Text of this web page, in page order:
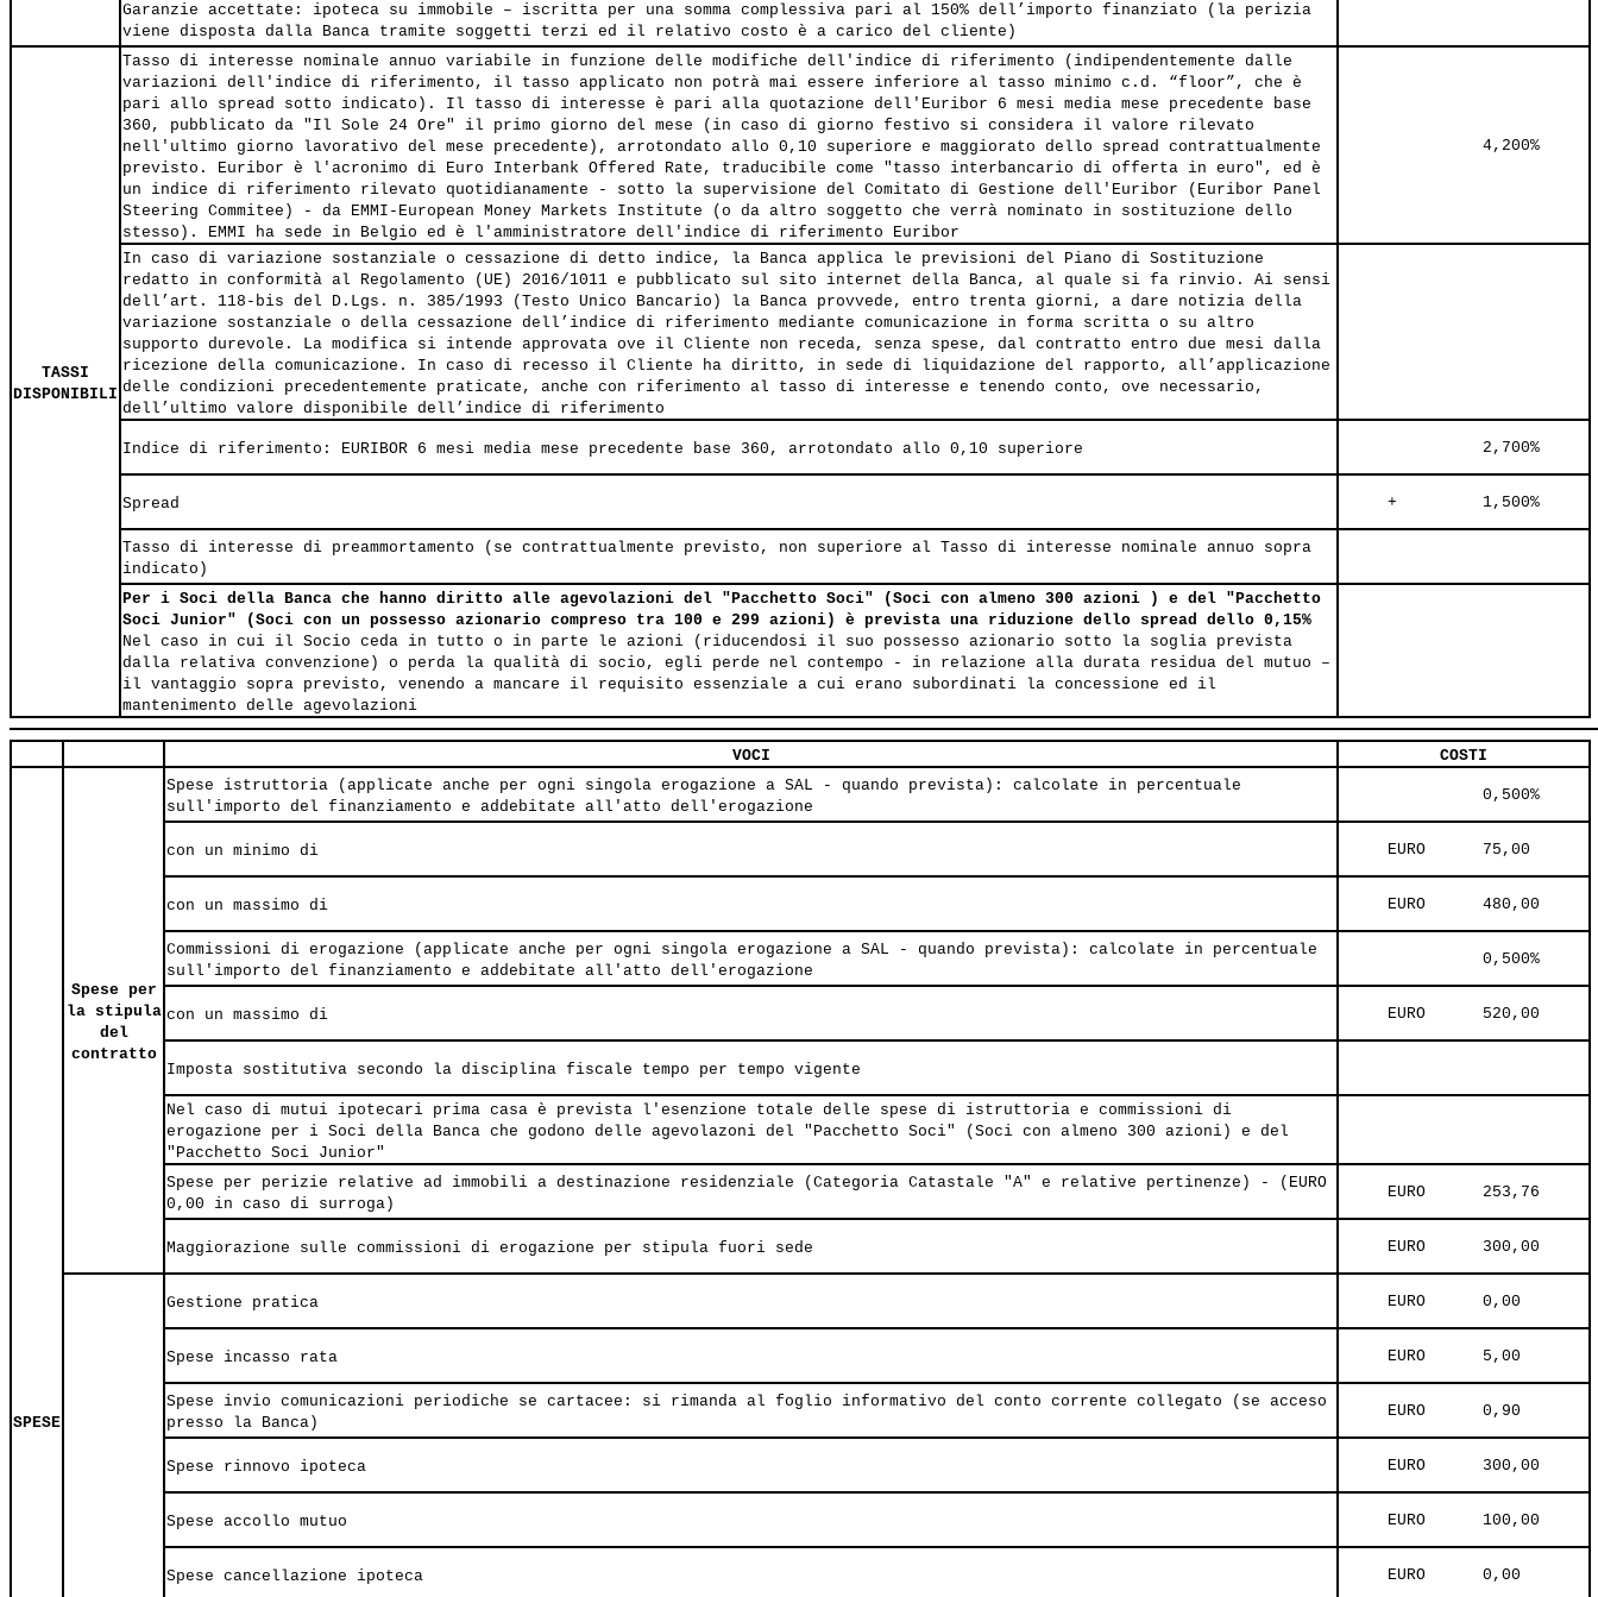
Garanzie accettate: ipoteca su immobile – iscritta per una somma complessiva pari al 150% dell’importo finanziato (la perizia
viene disposta dalla Banca tramite soggetti terzi ed il relativo costo è a carico del cliente)
TASSI
DISPONIBILI
Tasso di interesse nominale annuo variabile in funzione delle modifiche dell'indice di riferimento (indipendentemente dalle
variazioni dell'indice di riferimento, il tasso applicato non potrà mai essere inferiore al tasso minimo c.d. “floor”, che è
pari allo spread sotto indicato). Il tasso di interesse è pari alla quotazione dell'Euribor 6 mesi media mese precedente base
360, pubblicato da "Il Sole 24 Ore" il primo giorno del mese (in caso di giorno festivo si considera il valore rilevato
nell'ultimo giorno lavorativo del mese precedente), arrotondato allo 0,10 superiore e maggiorato dello spread contrattualmente
previsto. Euribor è l'acronimo di Euro Interbank Offered Rate, traducibile come "tasso interbancario di offerta in euro", ed è
un indice di riferimento rilevato quotidianamente - sotto la supervisione del Comitato di Gestione dell'Euribor (Euribor Panel
Steering Commitee) - da EMMI-European Money Markets Institute (o da altro soggetto che verrà nominato in sostituzione dello
stesso). EMMI ha sede in Belgio ed è l'amministratore dell'indice di riferimento Euribor
               4,200%
In caso di variazione sostanziale o cessazione di detto indice, la Banca applica le previsioni del Piano di Sostituzione
redatto in conformità al Regolamento (UE) 2016/1011 e pubblicato sul sito internet della Banca, al quale si fa rinvio. Ai sensi
dell’art. 118-bis del D.Lgs. n. 385/1993 (Testo Unico Bancario) la Banca provvede, entro trenta giorni, a dare notizia della
variazione sostanziale o della cessazione dell’indice di riferimento mediante comunicazione in forma scritta o su altro
supporto durevole. La modifica si intende approvata ove il Cliente non receda, senza spese, dal contratto entro due mesi dalla
ricezione della comunicazione. In caso di recesso il Cliente ha diritto, in sede di liquidazione del rapporto, all’applicazione
delle condizioni precedentemente praticate, anche con riferimento al tasso di interesse e tenendo conto, ove necessario,
dell’ultimo valore disponibile dell’indice di riferimento
Indice di riferimento: EURIBOR 6 mesi media mese precedente base 360, arrotondato allo 0,10 superiore
               2,700%
Spread
     +         1,500%
Tasso di interesse di preammortamento (se contrattualmente previsto, non superiore al Tasso di interesse nominale annuo sopra
indicato)
Per i Soci della Banca che hanno diritto alle agevolazioni del "Pacchetto Soci" (Soci con almeno 300 azioni ) e del "Pacchetto
Soci Junior" (Soci con un possesso azionario compreso tra 100 e 299 azioni) è prevista una riduzione dello spread dello 0,15%
Nel caso in cui il Socio ceda in tutto o in parte le azioni (riducendosi il suo possesso azionario sotto la soglia prevista
dalla relativa convenzione) o perda la qualità di socio, egli perde nel contempo - in relazione alla durata residua del mutuo –
il vantaggio sopra previsto, venendo a mancare il requisito essenziale a cui erano subordinati la concessione ed il
mantenimento delle agevolazioni
VOCI COSTI
SPESE
Spese per
la stipula
del
contratto
Spese istruttoria (applicate anche per ogni singola erogazione a SAL - quando prevista): calcolate in percentuale
sull'importo del finanziamento e addebitate all'atto dell'erogazione
               0,500%
con un minimo di
     EURO      75,00
con un massimo di
     EURO      480,00
Commissioni di erogazione (applicate anche per ogni singola erogazione a SAL - quando prevista): calcolate in percentuale
sull'importo del finanziamento e addebitate all'atto dell'erogazione
               0,500%
con un massimo di
     EURO      520,00
Imposta sostitutiva secondo la disciplina fiscale tempo per tempo vigente
Nel caso di mutui ipotecari prima casa è prevista l'esenzione totale delle spese di istruttoria e commissioni di
erogazione per i Soci della Banca che godono delle agevolazoni del "Pacchetto Soci" (Soci con almeno 300 azioni) e del
"Pacchetto Soci Junior"
Spese per perizie relative ad immobili a destinazione residenziale (Categoria Catastale "A" e relative pertinenze) - (EURO
0,00 in caso di surroga)
     EURO      253,76
Maggiorazione sulle commissioni di erogazione per stipula fuori sede
     EURO      300,00
Gestione pratica
     EURO      0,00
Spese incasso rata
     EURO      5,00
Spese invio comunicazioni periodiche se cartacee: si rimanda al foglio informativo del conto corrente collegato (se acceso
presso la Banca)
     EURO      0,90
Spese rinnovo ipoteca
     EURO      300,00
Spese accollo mutuo
     EURO      100,00
Spese cancellazione ipoteca
     EURO      0,00